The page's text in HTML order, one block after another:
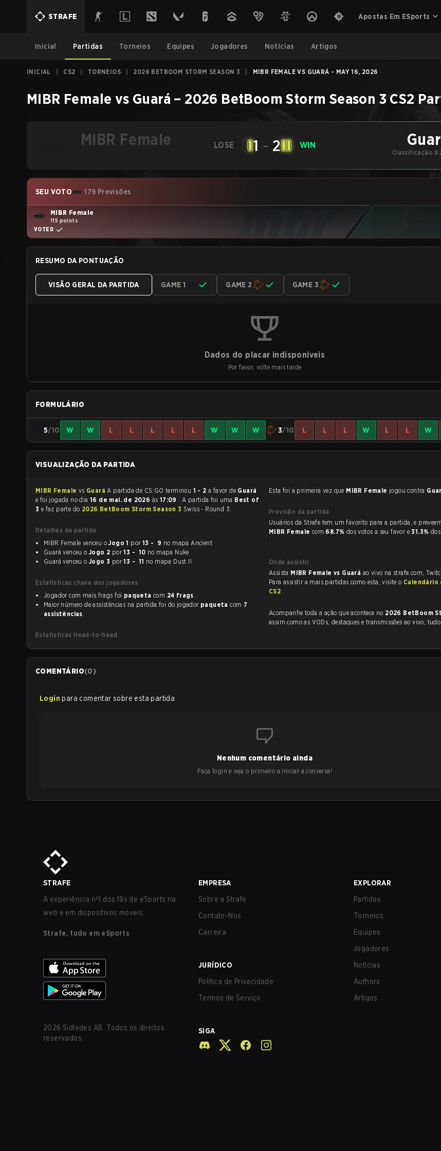
STRAFE Apostas Em ESports
Inicial Partidas Torneios Equipes Jogadores Notícias Artigos
INICIAL CS2 TORNEIOS 2026 BETBOOM STORM SEASON 3 MIBR FEMALE VS GUARÁ - MAY 16, 2026
MIBR Female vs Guará – 2026 BetBoom Storm Season 3 CS2
MIBR Female
-
LOSE 1 - 2 WIN
Classificação
SEU VOTO 179 Previsões
MIBR Female
115 points
VOTED
RESUMO DA PONTUAÇÃO
VISÃO GERAL DA PARTIDA GAME 1 GAME 2 GAME 3
Dados do placar indisponíveis
Por favor, volte mais tarde
FORMULÁRIO
5/10 W W L L L L L W W W 3/10 L L L W L L W
VISUALIZAÇÃO DA PARTIDA
MIBR Female vs Guará A partida de CS:GO terminou 1 - 2 a favor de Guará
e foi jogada no dia 16 de mai. de 2026 às 17:09 . A partida foi uma Best of
3 e faz parte do 2026 BetBoom Storm Season 3 Swiss - Round 3.
Detalhes da partida
MIBR Female venceu oJogo 1 por 13 - 9 no mapa Ancient
Guará venceu o Jogo 2 por 13 - 10 no mapa Nuke
Guará venceu o Jogo 3 por 13 - 11 no mapa Dust II
Estatísticas chave dos jogadores
Jogador com mais frags foi paqueta com 24 frags.
Maior número de assistências na partida foi do jogador paqueta com 7
assistências.
Estatísticas Head-to-head
Esta foi a primeira vez que MIBR Female jogou contra
Previsão da partida
Usuários da Strafe tem um
MIBR Female com 68.7% dos votos a seu favor e31.3%
.
Onde assistir
Assista MIBR Female vs Guará ao vivo na strafe.com,
Para assistir a mais partidas como esta, visite o
CS2 .
Acompanhe toda a ação que acontece no 2026 BetBoom
assim como as VODs, destaques e transmissões ao vivo,
COMENTÁRIO(0)
Login para comentar sobre esta partida
Nenhum comentário ainda
Faça login e seja o primeiro a iniciar a conversa!
STRAFE
A experiência nº1 dos fãs de eSports na
web e em dispositivos móveis.
Strafe, tudo em eSports
2026 Sidledes AB. Todos os direitos
reservados.
EMPRESA
Sobre a Strafe
Contate-Nos
Carreira
JURÍDICO
Política de Privacidade
Termos de Serviço
SIGA
EXPLORAR
Partidas
Torneios
Equipes
Jogadores
Notícias
Authors
Artigos